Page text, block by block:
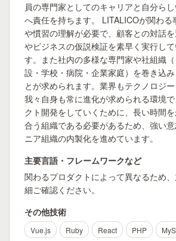
員の専門家としてのキャリアと自分ら
へ責任を持ちます。 LITALICOが関わる
や慣習の理解が必要で、顧客との対話
やビジネスの仮説検証を素早く実行し
す。また社内の多様な専門家や社組織
設・学校・病院・企業家庭）を巻き込
とが求められます。業界もテクノロジー
我々自身も常に進化が求められる環境
クト開発をしていくために、長い時間
合う組織である必要があるため、強い
ニア組織の内製化を進めています。
主要言語・フレームワークなど
関わるプロダクトによって異なるため
細ご確認ください。
その他技術
Vue.js Ruby React PHP